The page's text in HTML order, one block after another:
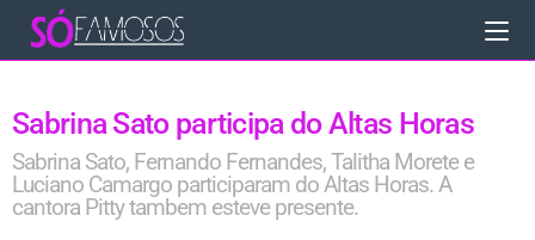
Sabrina Sato participa do Altas Horas
Sabrina Sato, Fernando Fernandes, Talitha Morete e
Luciano Camargo participaram do Altas Horas. A
cantora Pitty tambem esteve presente.